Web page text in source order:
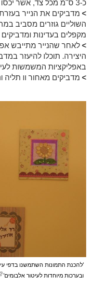
כ-3 ס"מ מכל צד, אשר יכסו את שולי הקאפה.
> מדביקים את הנייר
השוליים גוזרים מסביב
מקפלים בעדינות
> לאחר שהנייר מתייבש
היצירה. תוכלו להיעזר
באפליקציות המשמשות
> מדביקים מאחור וו תליה
'להכנת התמונות השתמשנו בדפי
ובערכות מיוחדות לעיטור אלבומים'